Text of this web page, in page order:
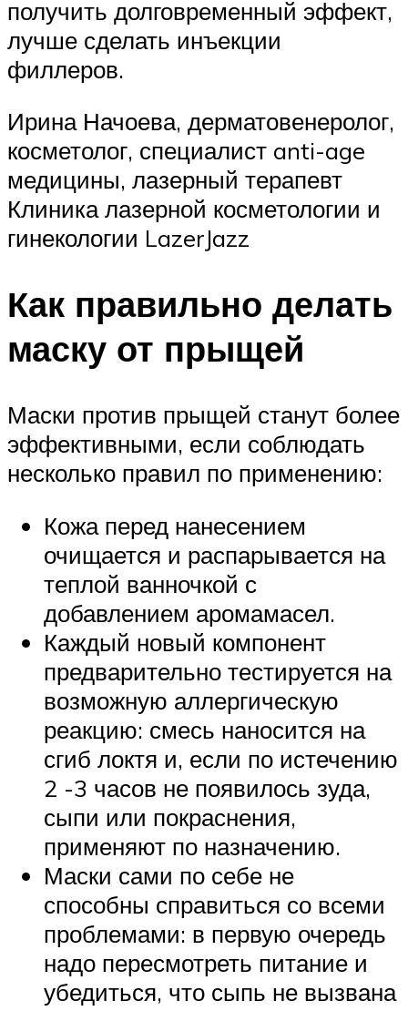
получить долговременный эффект,
лучше сделать инъекции
филлеров.
Ирина Начоева, дерматовенеролог,
косметолог, специалист anti-age
медицины, лазерный терапевт
Клиника лазерной косметологии и
гинекологии LazerJazz
Как правильно делать
маску от прыщей
Маски против прыщей станут более
эффективными, если соблюдать
несколько правил по применению:
Кожа перед нанесением
очищается и распарывается на
теплой ванночкой с
добавлением аромамасел.
Каждый новый компонент
предварительно тестируется на
возможную аллергическую
реакцию: смесь наносится на
сгиб локтя и, если по истечению
2 -3 часов не появилось зуда,
сыпи или покраснения,
применяют по назначению.
Маски сами по себе не
способны справиться со всеми
проблемами: в первую очередь
надо пересмотреть питание и
убедиться, что сыпь не вызвана